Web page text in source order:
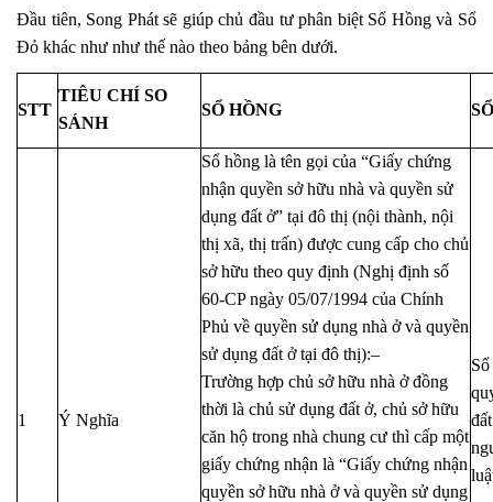
Đầu tiên, Song Phát sẽ giúp chủ đầu tư phân biệt Sổ Hồng và Sổ
Đỏ khác như như thế nào theo bảng bên dưới.
STT
TIÊU CHÍ SO
SÁNH
SỔ HỒNG
1 Ý Nghĩa
Sổ hồng là tên gọi của “Giấy chứng
nhận quyền sở hữu nhà và quyền sử
dụng đất ở” tại đô thị (nội thành, nội
thị xã, thị trấn) được cung cấp cho chủ
sở hữu theo quy định (Nghị định số
60-CP ngày 05/07/1994 của Chính
Phủ về quyền sử dụng nhà ở và quyền
sử dụng đất ở tại đô thị):–
Trường hợp chủ sở hữu nhà ở đồng
thời là chủ sử dụng đất ở, chủ sở hữu
căn hộ trong nhà chung cư thì cấp một
giấy chứng nhận là “Giấy chứng nhận
quyền sở hữu nhà ở và quyền sử dụng